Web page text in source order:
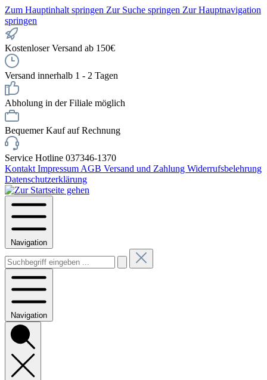
Zum Hauptinhalt springen Zur Suche springen Zur Hauptnavigation
springen
Kostenloser Versand ab 150€
Versand innerhalb 1 - 2 Tagen
Abholung in der Filiale möglich
Bequemer Kauf auf Rechnung
Service Hotline 037346-1370
Kontakt Impressum AGB Versand und Zahlung Widerrufsbelehrung
Datenschutzerklärung
Navigation
Navigation